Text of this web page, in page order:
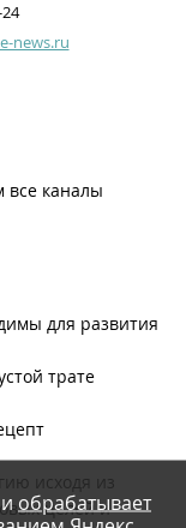
news.ru
все каналы
для развития
трате
исходя из
целей и
иобрабатывает